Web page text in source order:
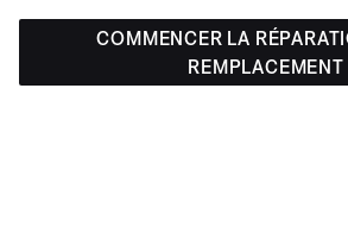
COMMENCER LA
REMPLACEMENT